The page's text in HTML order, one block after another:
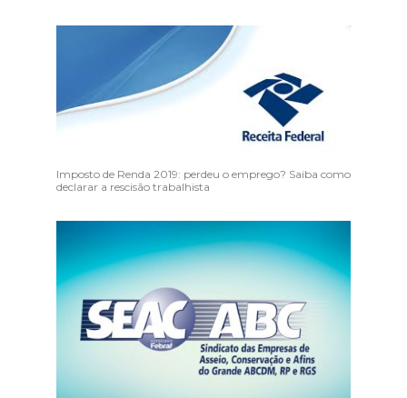
Imposto de Renda 2019: perdeu o emprego? Saiba como
declarar a rescisão trabalhista